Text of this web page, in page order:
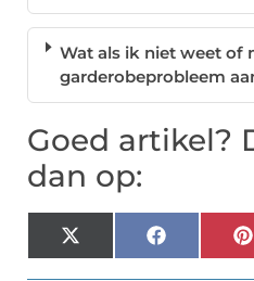
Wat als ik niet weet of
garderobeprobleem
Goed artikel?
dan op:
X
(Twitter)
Facebook